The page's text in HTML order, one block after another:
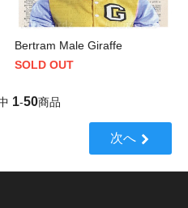
Bertram Male Giraffe
SOLD OUT
1-50商品
次へ